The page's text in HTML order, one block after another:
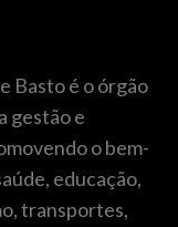
Basto é o órgão
gestão e
o bem-
educação,
transportes,